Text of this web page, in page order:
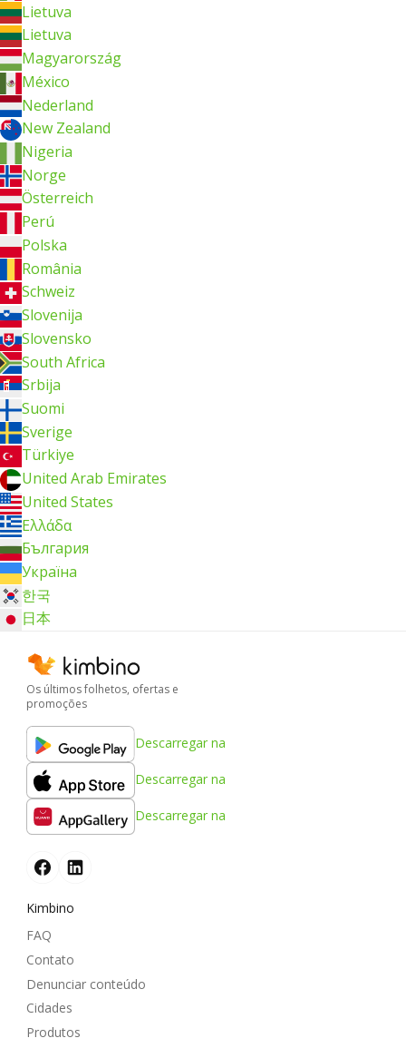
Lietuva
Lietuva
Magyarország
México
Nederland
New Zealand
Nigeria
Norge
Österreich
Perú
Polska
România
Schweiz
Slovenija
Slovensko
South Africa
Srbija
Suomi
Sverige
Türkiye
United Arab Emirates
United States
Ελλάδα
България
Україна
한국
日本
Os últimos folhetos, ofertas e
promoções
Descarregar na
Descarregar na
Descarregar na
Kimbino
FAQ
Contato
Denunciar conteúdo
Cidades
Produtos